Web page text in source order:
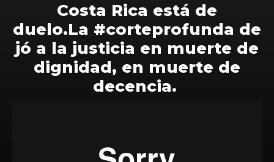
Costa Rica está de
duelo.La #corteprofunda de
jó a la justicia en muerte de
dignidad, en muerte de
decencia.